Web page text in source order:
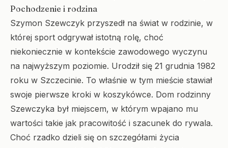
Pochodzenie i rodzina
Szymon Szewczyk przyszedł na świat w rodzinie, w
której sport odgrywał istotną rolę, choć
niekoniecznie w kontekście zawodowego wyczynu
na najwyższym poziomie. Urodził się 21 grudnia 1982
roku w Szczecinie. To właśnie w tym mieście stawiał
swoje pierwsze kroki w koszykówce. Dom rodzinny
Szewczyka był miejscem, w którym wpajano mu
wartości takie jak pracowitość i szacunek do rywala.
Choć rzadko dzieli się on szczegółami życia